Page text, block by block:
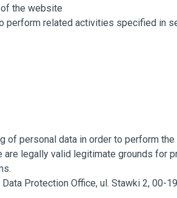
the website
related activities specified in
of personal data in order to perform
legally valid legitimate grounds for
Protection Office, ul. Stawki 2, 00-